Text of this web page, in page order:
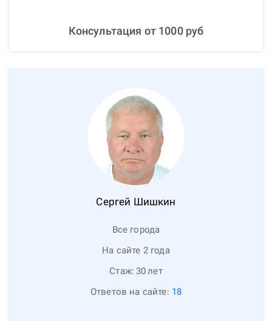
Консультация от 1000руб
Сергей Шишкин
Все города
На сайте 2 года
Стаж: 30лет
Ответов на сайте: 18